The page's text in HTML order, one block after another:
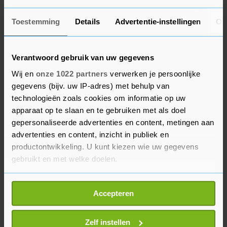
Toestemming Details Advertentie-instellingen
Verantwoord gebruik van uw gegevens
Wij en onze 1022 partners verwerken je persoonlijke
gegevens (bijv. uw IP-adres) met behulp van
technologieën zoals cookies om informatie op uw
apparaat op te slaan en te gebruiken met als doel
gepersonaliseerde advertenties en content, metingen aan
advertenties en content, inzicht in publiek en
productontwikkeling. U kunt kiezen wie uw gegevens
gebruikt en met welke doelen.
Als u het toestaat, willen we ook graag:
Informatie verzamelen over uw geografische
locatie, die tot een paar meter nauwkeurig kan zijn
Uw apparaat identificeren door het actief te
Accepteren
Zelf instellen
motie is niet omgezet in beleid", aldus Blok.
Volgens de Duitse regering heeft de Iraakse
premier Adel Abdul Mahdi laten weten dat hij de
Duitse militairen graag in zijn land wil houden,
aldus persbureau dpa. Berlijn wil ook door in
Irak. Abdul Mahdi praat nog met de
parlementariërs over de resolutie.
Nederland stuurt ook een marineschip naar de
Straat van Hormuz om de vrije doorvaart daar te
garanderen. Nog voor Zr. Ms. De Ruyter vertrekt
op 28 januari zal Blok de Kamer een brief sturen
over de veiligheidssituatie in de regio.